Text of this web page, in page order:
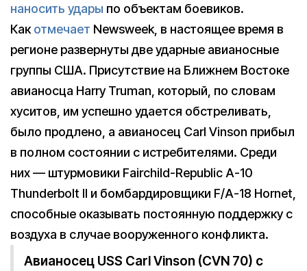
наносить удары по объектам боевиков.
Какотмечает Newsweek, в настоящее время в
регионе развернуты две ударные авианосные
группы США. Присутствие на Ближнем Востоке
авианосца Harry Truman, который, по словам
хуситов, им успешно удается обстреливать,
было продлено, а авианосец Carl Vinson прибыл
в полном состоянии с истребителями. Среди
них — штурмовики Fairchild-Republic A-10
Thunderbolt II и бомбардировщики F/A-18 Hornet,
способные оказывать постоянную поддержку с
воздуха в случае вооруженного конфликта.
Авианосец USS Carl Vinson (CVN 70) с